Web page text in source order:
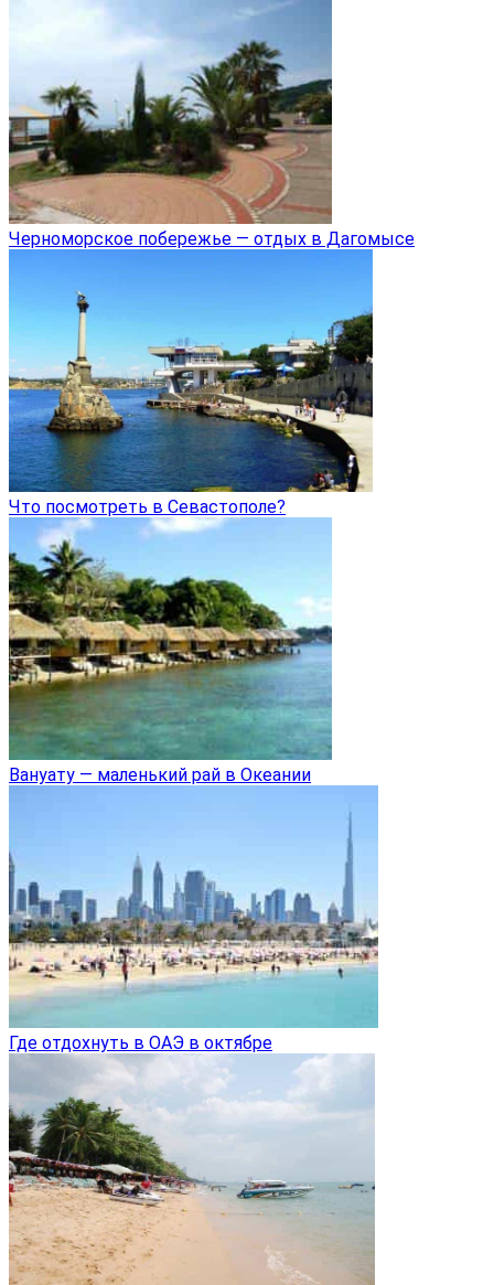
Черноморское побережье — отдых в Дагомысе
Что посмотреть в Севастополе?
Вануату — маленький рай в Океании
Где отдохнуть в ОАЭ в октябре